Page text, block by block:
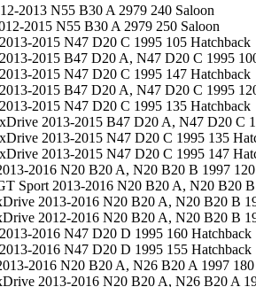
2013 N55 B30 A 2979 240 Saloon
2015 N55 B30 A 2979 250 Saloon
2015 N47 D20 C 1995 105 Hatchback
2015 B47 D20 A, N47 D20 C 1995
2015 N47 D20 C 1995 147 Hatchback
2015 B47 D20 A, N47 D20 C 1995
2015 N47 D20 C 1995 135 Hatchback
2013-2015 B47 D20 A, N47 D20 C
2013-2015 N47 D20 C 1995 135
2013-2015 N47 D20 C 1995 147
2016 N20 B20 A, N20 B20 B 1997
Sport 2013-2016 N20 B20 A, N20 B20
2013-2016 N20 B20 A, N20 B20 B
2012-2016 N20 B20 A, N20 B20 B
2016 N47 D20 D 1995 160 Hatchback
2016 N47 D20 D 1995 155 Hatchback
2016 N20 B20 A, N26 B20 A 1997
2013-2016 N20 B20 A, N26 B20 A